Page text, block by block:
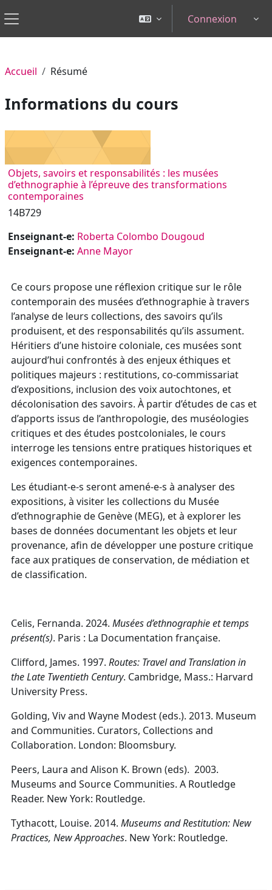
Panneau latéral
Connexion
Accueil Résumé
Informations du cours
Objets, savoirs et responsabilités : les musées
d’ethnographie à l’épreuve des transformations
contemporaines
14B729
Enseignant-e: Roberta Colombo Dougoud
Enseignant-e: Anne Mayor
Ce cours propose une réflexion critique sur le rôle
contemporain des musées d’ethnographie à travers
l’analyse de leurs collections, des savoirs qu’ils
produisent, et des responsabilités qu’ils assument.
Héritiers d’une histoire coloniale, ces musées sont
aujourd’hui confrontés à des enjeux éthiques et
politiques majeurs : restitutions, co-commissariat
d’expositions, inclusion des voix autochtones, et
décolonisation des savoirs. À partir d’études de cas et
d’apports issus de l’anthropologie, des muséologies
critiques et des études postcoloniales, le cours
interroge les tensions entre pratiques historiques et
exigences contemporaines.
Les étudiant-e-s seront amené-e-s à analyser des
expositions, à visiter les collections du Musée
d’ethnographie de Genève (MEG), et à explorer les
bases de données documentant les objets et leur
provenance, afin de développer une posture critique
face aux pratiques de conservation, de médiation et
de classification.
Celis, Fernanda. 2024. Musées d’ethnographie et temps
présent(s). Paris : La Documentation française.
Clifford, James. 1997. Routes: Travel and Translation in
the Late Twentieth Century. Cambridge, Mass.: Harvard
University Press.
Golding, Viv and Wayne Modest (eds.). 2013. Museum
and Communities. Curators, Collections and
Collaboration. London: Bloomsbury.
Peers, Laura and Alison K. Brown (eds). 2003.
Museums and Source Communities. A Routledge
Reader. New York: Routledge.
Tythacott, Louise. 2014. Museums and Restitution: New
Practices, New Approaches. New York: Routledge.